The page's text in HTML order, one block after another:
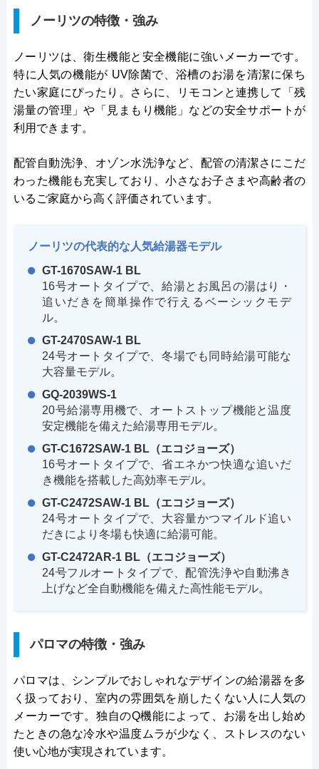
ノーリツの特徴・強み
ノーリツは、衛生機能と安全機能に強いメーカーです。
特に人気の機能が UV除菌で、浴槽のお湯を清潔に保ち
たい家庭にぴったり。さらに、リモコンと連携して「残
湯量の管理」や「見まもり機能」などの安全サポートが
利用できます。
配管自動洗浄、オゾン水洗浄など、配管の清潔さにこだ
わった機能も充実しており、小さなお子さまや高齢者の
いるご家庭から高く評価されています。
ノーリツの代表的な人気給湯器モデル
GT-1670SAW-1 BL
16号オートタイプで、給湯とお風呂の湯はり・
追いだきを簡単操作で行えるベーシックモデ
ル。
GT-2470SAW-1 BL
24号オートタイプで、冬場でも同時給湯可能な
大容量モデル。
GQ-2039WS-1
20号給湯専用機で、オートストップ機能と温度
安定機能を備えた給湯専用モデル。
GT-C1672SAW-1 BL（エコジョーズ）
16号オートタイプで、省エネかつ快適な追いだ
き機能を搭載した高効率モデル。
GT-C2472SAW-1 BL（エコジョーズ）
24号オートタイプで、大容量かつマイルド追い
だきにより冬場も快適に給湯可能。
GT-C2472AR-1 BL（エコジョーズ）
24号フルオートタイプで、配管洗浄や自動沸き
上げなど全自動機能を備えた高性能モデル。
パロマの特徴・強み
パロマは、シンプルでおしゃれなデザインの給湯器を多
く扱っており、室内の雰囲気を崩したくない人に人気の
メーカーです。独自のQ機能によって、お湯を出し始め
たときの急な冷水や温度ムラが少なく、ストレスのない
使い心地が実現されています。